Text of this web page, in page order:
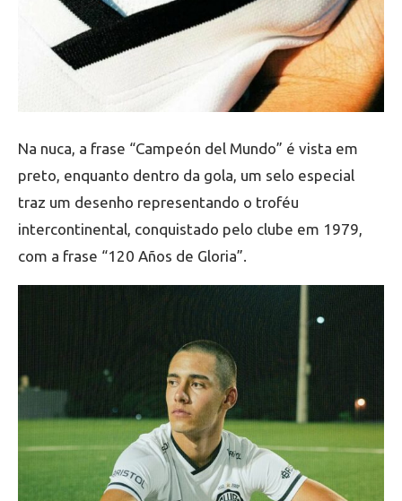
Na nuca, a frase “Campeón del Mundo” é vista em
preto, enquanto dentro da gola, um selo especial
traz um desenho representando o troféu
intercontinental, conquistado pelo clube em 1979,
com a frase “120 Años de Gloria”.